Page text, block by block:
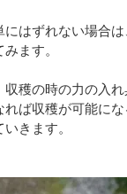
にはずれない場合は
ます。
穫の時の力の入れ
れば収穫が可能に
きます。